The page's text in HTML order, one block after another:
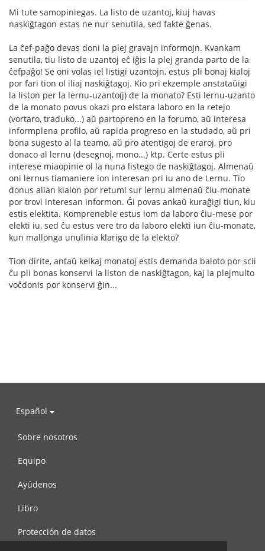
Mi tute samopiniegas. La listo de uzantoj, kiuj havas
naskiĝtagon estas ne nur senutila, sed fakte ĝenas.
La ĉef-paĝo devas doni la plej gravajn informojn. Kvankam
senutila, tiu listo de uzantoj eĉ iĝis la plej granda parto de la
ĉefpaĝo! Se oni volas iel listigi uzantojn, estus pli bonaj kialoj
por fari tion ol iliaj naskiĝtagoj. Kio pri ekzemple anstataŭigi
la liston per la lernu-uzanto(j) de la monato? Esti lernu-uzanto
de la monato povus okazi pro elstara laboro en la retejo
(vortaro, traduko...) aŭ partopreno en la forumo, aŭ interesa
informplena profilo, aŭ rapida progreso en la studado, aŭ pri
bona sugesto al la teamo, aŭ pro atentigoj de eraroj, pro
donaco al lernu (desegnoj, mono...) ktp. Certe estus pli
interese miaopinie ol la nuna listego de naskiĝtagoj. Almenaŭ
oni lernus tiamaniere ion interesan pri iu ano de Lernu. Tio
donus alian kialon por retumi sur lernu almenaŭ ĉiu-monate
por trovi interesan informon. Ĝi povas ankaŭ kuraĝigi tiun, kiu
estis elektita. Kompreneble estus iom da laboro ĉiu-mese por
elekti iu, sed ĉu estus vere tro da laboro elekti iun ĉiu-monate,
kun mallonga unulinia klarigo de la elekto?
Tion dirite, antaŭ kelkaj monatoj estis demanda baloto por scii
ĉu pli bonas konservi la liston de naskiĝtagon, kaj la plejmulto
voĉdonis por konservi ĝin...
Español
Sobre nosotros
Equipo
Ayúdenos
Libro
Protección de datos